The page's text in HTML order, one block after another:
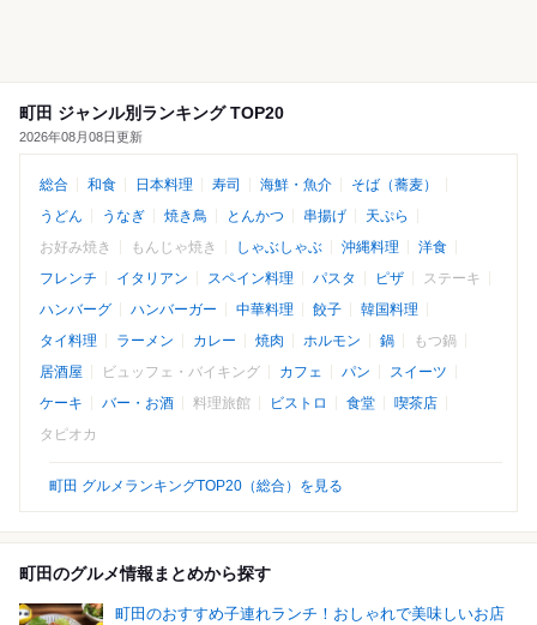
町田 ジャンル別ランキング TOP20
2026年08月08日更新
総合 和食 日本料理 寿司 海鮮・魚介
そば（蕎麦）
うどん
うなぎ 焼き鳥 とんかつ 串揚げ
天ぷら
お好み焼き
もんじゃ焼き しゃぶしゃぶ 沖縄料理
洋食
フレンチ
イタリアン スペイン料理 パスタ ピザ
ステーキ
ハンバーグ
ハンバーガー 中華料理 餃子
韓国料理
タイ料理
ラーメン カレー 焼肉 ホルモン 鍋
もつ鍋
居酒屋
ビュッフェ・バイキング カフェ パン
スイーツ
ケーキ
バー・お酒 料理旅館 ビストロ 食堂
喫茶店
タピオカ
町田 グルメランキングTOP20（総合）を見る
町田のグルメ情報まとめから探す
町田のおすすめ子連れランチ！おしゃれで美味しいお店